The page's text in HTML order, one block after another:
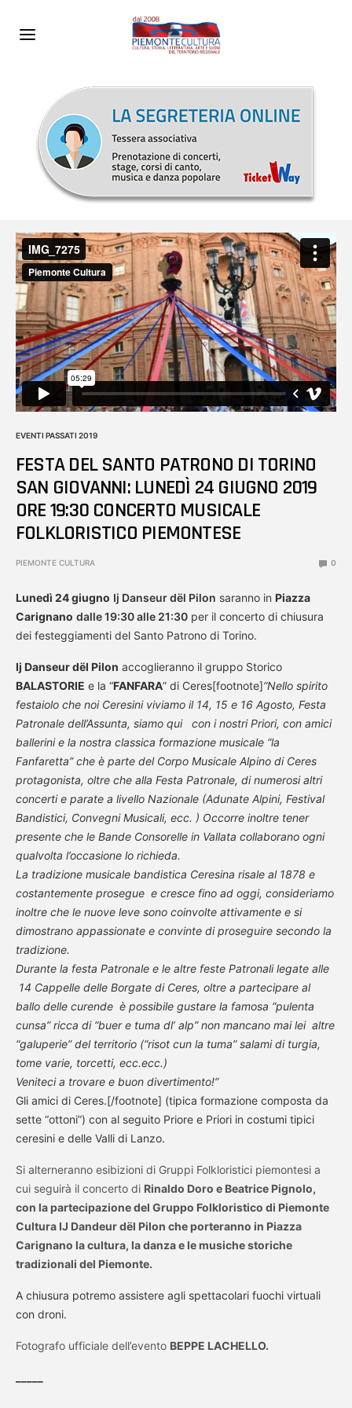
EVENTI PASSATI 2019
FESTA DEL SANTO PATRONO DI TORINO
SAN GIOVANNI: LUNEDÌ 24 GIUGNO 2019
ORE 19:30 CONCERTO MUSICALE
FOLKLORISTICO PIEMONTESE
PIEMONTE CULTURA 0
Lunedì 24 giugno Ij Danseur dël Pilon saranno in Piazza
Carignano dalle 19:30 alle 21:30 per il concerto di chiusura
dei festeggiamenti del Santo Patrono di Torino.
Ij Danseur dël Pilon accoglieranno il gruppo Storico
BALASTORIE e la “FANFARA” di Ceres[footnote]“Nello spirito
festaiolo che noi Ceresini viviamo il 14, 15 e 16 Agosto, Festa
Patronale dell’Assunta, siamo qui con i nostri Priori, con amici
ballerini e la nostra classica formazione musicale “la
Fanfaretta” che è parte del Corpo Musicale Alpino di Ceres
protagonista, oltre che alla Festa Patronale, di numerosi altri
concerti e parate a livello Nazionale (Adunate Alpini, Festival
Bandistici, Convegni Musicali, ecc. ) Occorre inoltre tener
presente che le Bande Consorelle in Vallata collaborano ogni
qualvolta l’occasione lo richieda.
La tradizione musicale bandistica Ceresina risale al 1878 e
costantemente prosegue e cresce fino ad oggi, consideriamo
inoltre che le nuove leve sono coinvolte attivamente e si
dimostrano appassionate e convinte di proseguire secondo la
tradizione.
Durante la festa Patronale e le altre feste Patronali legate alle
14 Cappelle delle Borgate di Ceres, oltre a partecipare al
ballo delle curende è possibile gustare la famosa “pulenta
cunsa” ricca di “buer e tuma dl’ alp” non mancano mai lei altre
“galuperie” del territorio (“risot cun la tuma” salami di turgia,
tome varie, torcetti, ecc.ecc.)
Veniteci a trovare e buon divertimento!”
Gli amici di Ceres.[/footnote] (tipica formazione composta da
sette “ottoni”) con al seguito Priore e Priori in costumi tipici
ceresini e delle Valli di Lanzo.
Si alterneranno esibizioni di Gruppi Folkloristici piemontesi a
cui seguirà il concerto di Rinaldo Doro e Beatrice Pignolo,
con la partecipazione del Gruppo Folkloristico di Piemonte
Cultura IJ Dandeur dël Pilon che porteranno in Piazza
Carignano la cultura, la danza e le musiche storiche
tradizionali del Piemonte.
A chiusura potremo assistere agli spettacolari fuochi virtuali
con droni.
Fotografo ufficiale dell’evento BEPPE LACHELLO.